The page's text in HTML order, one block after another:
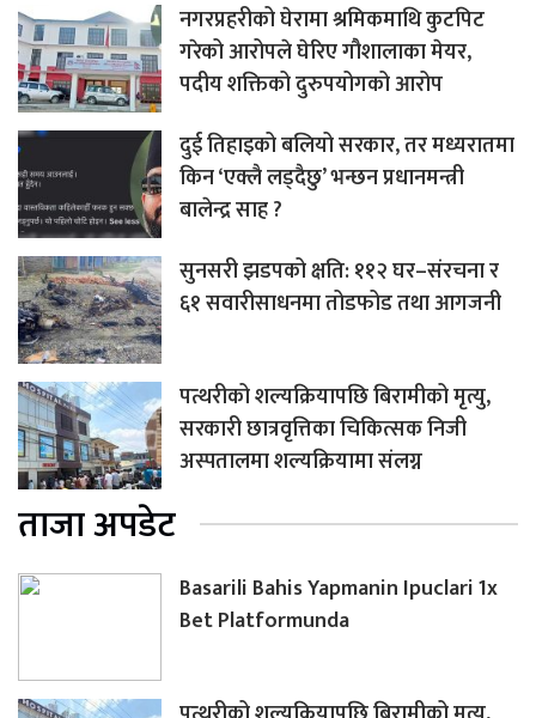
नगरप्रहरीको घेरामा श्रमिकमाथि कुटपिट
गरेको आरोपले घेरिए गौशालाका मेयर,
पदीय शक्तिको दुरुपयोगको आरोप
दुई तिहाइको बलियो सरकार, तर मध्यरातमा
किन ‘एक्लै लड्दैछु’ भन्छन प्रधानमन्त्री
बालेन्द्र साह ?
सुनसरी झडपको क्षति: ११२ घर–संरचना र
६१ सवारीसाधनमा तोडफोड तथा आगजनी
पत्थरीको शल्यक्रियापछि बिरामीको मृत्यु,
सरकारी छात्रवृत्तिका चिकित्सक निजी
अस्पतालमा शल्यक्रियामा संलग्न
ताजा अपडेट
Basarili Bahis Yapmanin Ipuclari 1x
Bet Platformunda